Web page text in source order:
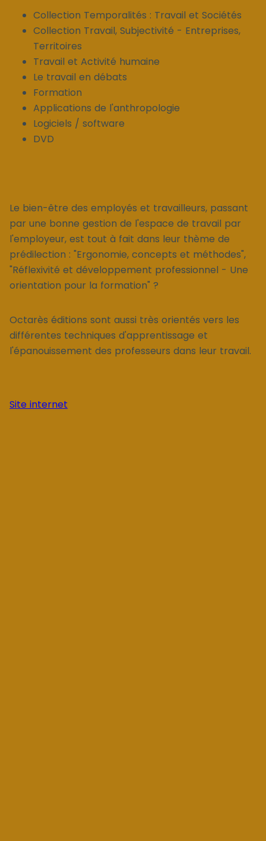
Collection Temporalités : Travail et Sociétés
Collection Travail, Subjectivité - Entreprises,
Territoires
Travail et Activité humaine
Le travail en débats
Formation
Applications de l'anthropologie
Logiciels / software
DVD
Le bien-être des employés et travailleurs, passant
par une bonne gestion de l'espace de travail par
l'employeur, est tout à fait dans leur thème de
prédilection : "Ergonomie, concepts et méthodes",
"Réflexivité et développement professionnel - Une
orientation pour la formation" ?
Octarès éditions sont aussi très orientés vers les
différentes techniques d'apprentissage et
l'épanouissement des professeurs dans leur travail.
Site internet